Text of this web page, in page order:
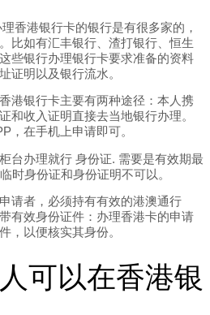
香港银行卡的银行是有很多家的，
比如有汇丰银行、渣打银行、恒生
些银行办理银行卡要求准备的资料
证明以及银行流水。
港银行卡主要有两种途径：本人携
和收入证明直接去当地银行办理。
，在手机上申请即可。
台办理就行 身份证. 需要是有效期最
时身份证和身份证明不可以。
请者，必须持有有效的港澳通行
有效身份证件：办理香港卡的申请
，以便核实其身份。
可以在香港银